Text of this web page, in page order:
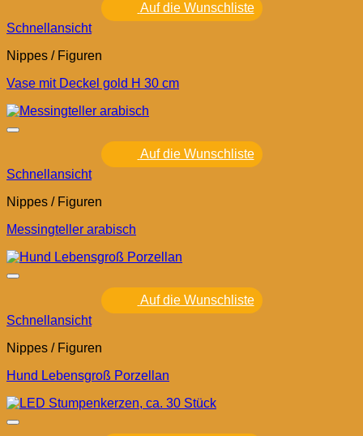
Auf die Wunschliste
Schnellansicht
Nippes / Figuren
Vase mit Deckel gold H 30 cm
Auf die Wunschliste
Schnellansicht
Nippes / Figuren
Messingteller arabisch
Auf die Wunschliste
Schnellansicht
Nippes / Figuren
Hund Lebensgroß Porzellan